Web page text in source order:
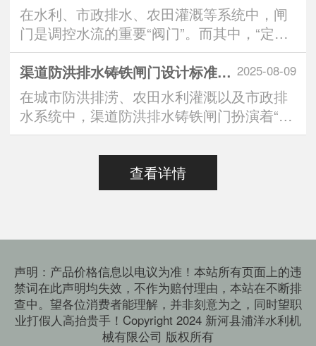
在水利、市政排水、农田灌溉等系统中，闸
门是调控水流的重要“阀门”。而其中，“定制
方形铸铁闸···
2025-08-09
渠道防洪排水铸铁闸门设计标准：安全与效能的双重有助于维持
在城市防洪排涝、农田水利灌溉以及市政排
水系统中，渠道防洪排水铸铁闸门扮演着“水
路守门人”的···
查看详情
声明：产品价格信息以电议为准！本站所有页面上的违
禁词在此声明均失效，不作为赔付理由，本站在不断排
查中。望各位消费者能理解，并非刻意为之，同时望职
业打假人高抬贵手！Copyright 2024 新河县浦洋水利机
械有限公司 版权所有